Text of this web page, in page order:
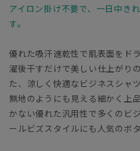
アイロン掛け不要で、一日中き
す。
優れた吸汗速乾性で肌表面をド
濯後干すだけで美しい仕上がり
た、涼しく快適なビジネスシャツ
無地のようにも見える細かく上
かない優れた汎用性で多くのビ
ールビズスタイルにも人気のボ